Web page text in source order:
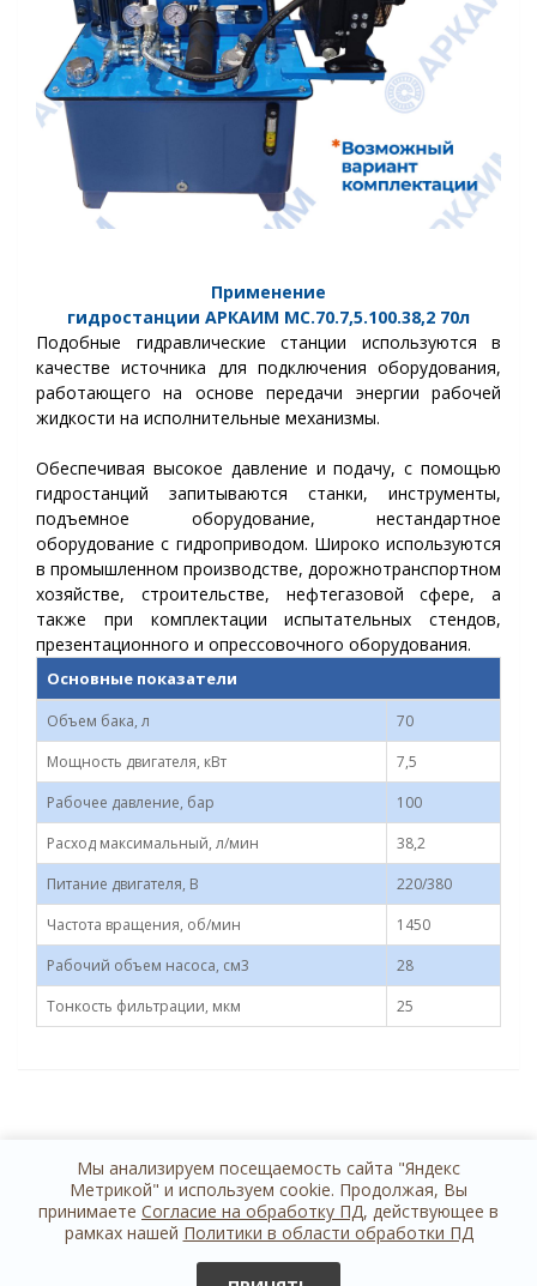
Применение
гидростанции АРКАИМ МС.70.7,5.100.38,2 70л
Подобные гидравлические станции используются в
качестве источника для подключения оборудования,
работающего на основе передачи энергии рабочей
жидкости на исполнительные механизмы.
Обеспечивая высокое давление и подачу, с помощью
гидростанций запитываются станки, инструменты,
подъемное оборудование, нестандартное
оборудование с гидроприводом. Широко используются
в промышленном производстве, дорожнотранспортном
хозяйстве, строительстве, нефтегазовой сфере, а
также при комплектации испытательных стендов,
презентационного и опрессовочного оборудования.
Основные показатели
Объем бака, л
70
Мощность двигателя, кВт
7,5
Рабочее давление, бар
100
Расход максимальный, л/мин
38,2
Питание двигателя, В
220/380
Частота вращения, об/мин
1450
Рабочий объем насоса, см3
28
Тонкость фильтрации, мкм
25
+7 812 614 44 24
Мы анализируем посещаемость сайта "Яндекс
Метрикой" и используем cookie. Продолжая, Вы
принимаете Согласие на обработку ПД, действующее в
рамках нашей Политики в области обработки ПД